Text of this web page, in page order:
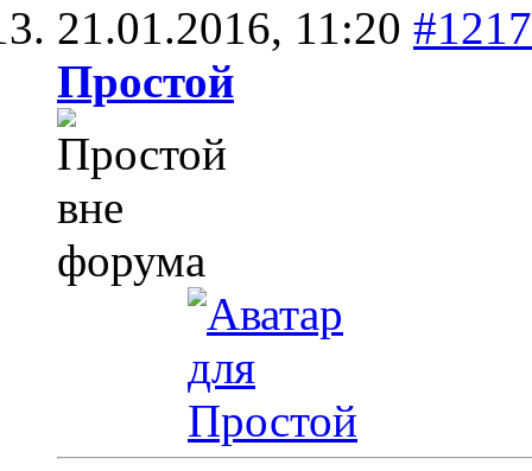
21.01.2016, 11:20 #1217
Простой